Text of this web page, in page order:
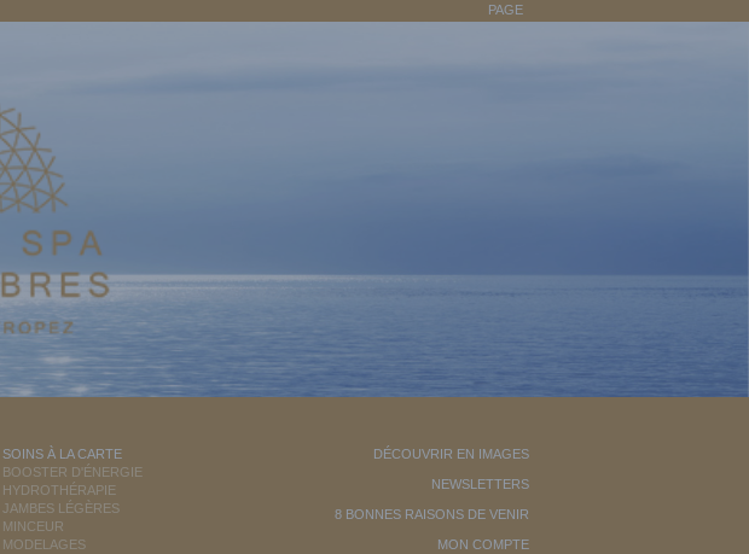
PAGE
SOINS À LA CARTE
BOOSTER D'ÉNERGIE
HYDROTHÉRAPIE
JAMBES LÉGÈRES
MINCEUR
MODELAGES
DÉCOUVRIR EN IMAGES
NEWSLETTERS
8 BONNES RAISONS DE VENIR
MON COMPTE